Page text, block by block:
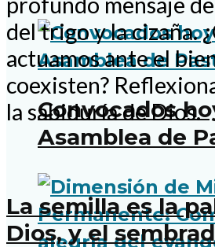
Convocados
Asamblea de
del trigo y la cizaña.
actuamos ante el
coexisten?
la sabiduría de Dios.
La semilla es la
Dios, y el